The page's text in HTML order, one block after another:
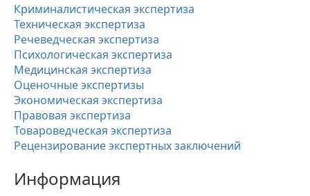
Криминалистическая экспертиза
Техническая экспертиза
Речеведческая экспертиза
Психологическая экспертиза
Медицинская экспертиза
Оценочные экспертизы
Экономическая экспертиза
Правовая экспертиза
Товароведческая экспертиза
Рецензирование экспертных заключений
Информация